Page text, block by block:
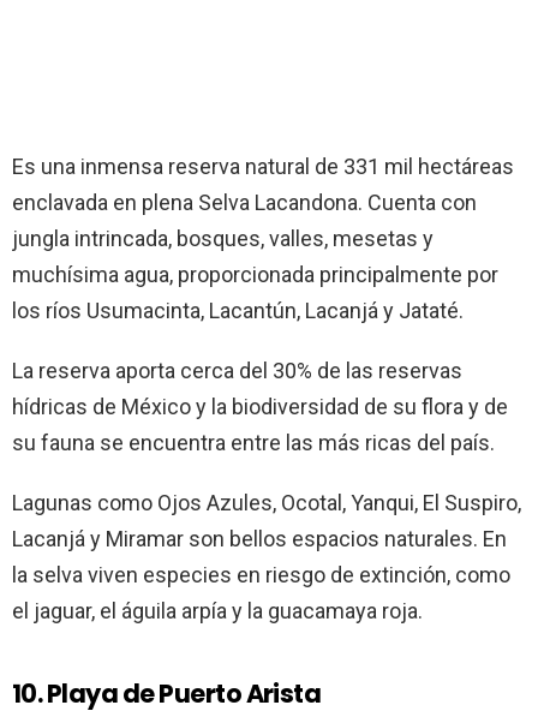
Es una inmensa reserva natural de 331 mil hectáreas
enclavada en plena Selva Lacandona. Cuenta con
jungla intrincada, bosques, valles, mesetas y
muchísima agua, proporcionada principalmente por
los ríos Usumacinta, Lacantún, Lacanjá y Jataté.
La reserva aporta cerca del 30% de las reservas
hídricas de México y la biodiversidad de su flora y de
su fauna se encuentra entre las más ricas del país.
Lagunas como Ojos Azules, Ocotal, Yanqui, El Suspiro,
Lacanjá y Miramar son bellos espacios naturales. En
la selva viven especies en riesgo de extinción, como
el jaguar, el águila arpía y la guacamaya roja.
10. Playa de Puerto Arista